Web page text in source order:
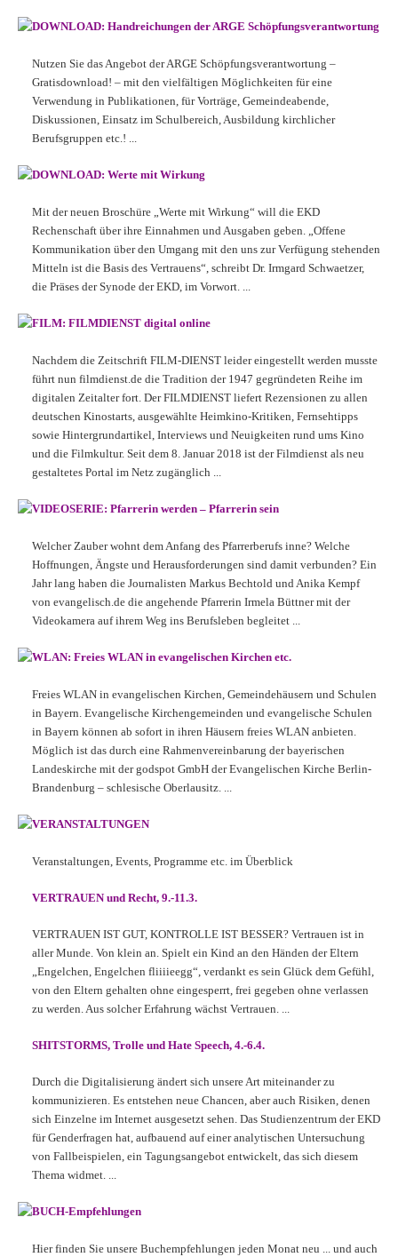
DOWNLOAD: Handreichungen der ARGE Schöpfungsverantwortung
Nutzen Sie das Angebot der ARGE Schöpfungsverantwortung –
Gratisdownload! – mit den vielfältigen Möglichkeiten für eine
Verwendung in Publikationen, für Vorträge, Gemeindeabende,
Diskussionen, Einsatz im Schulbereich, Ausbildung kirchlicher
Berufsgruppen etc.! ...
DOWNLOAD: Werte mit Wirkung
Mit der neuen Broschüre „Werte mit Wirkung“ will die EKD
Rechenschaft über ihre Einnahmen und Ausgaben geben. „Offene
Kommunikation über den Umgang mit den uns zur Verfügung stehenden
Mitteln ist die Basis des Vertrauens“, schreibt Dr. Irmgard Schwaetzer,
die Präses der Synode der EKD, im Vorwort. ...
FILM: FILMDIENST digital online
Nachdem die Zeitschrift FILM-DIENST leider eingestellt werden musste
führt nun filmdienst.de die Tradition der 1947 gegründeten Reihe im
digitalen Zeitalter fort. Der FILMDIENST liefert Rezensionen zu allen
deutschen Kinostarts, ausgewählte Heimkino-Kritiken, Fernsehtipps
sowie Hintergrundartikel, Interviews und Neuigkeiten rund ums Kino
und die Filmkultur. Seit dem 8. Januar 2018 ist der Filmdienst als neu
gestaltetes Portal im Netz zugänglich ...
VIDEOSERIE: Pfarrerin werden – Pfarrerin sein
Welcher Zauber wohnt dem Anfang des Pfarrerberufs inne? Welche
Hoffnungen, Ängste und Herausforderungen sind damit verbunden? Ein
Jahr lang haben die Journalisten Markus Bechtold und Anika Kempf
von evangelisch.de die angehende Pfarrerin Irmela Büttner mit der
Videokamera auf ihrem Weg ins Berufsleben begleitet ...
WLAN: Freies WLAN in evangelischen Kirchen etc.
Freies WLAN in evangelischen Kirchen, Gemeindehäusern und Schulen
in Bayern. Evangelische Kirchengemeinden und evangelische Schulen
in Bayern können ab sofort in ihren Häusern freies WLAN anbieten.
Möglich ist das durch eine Rahmenvereinbarung der bayerischen
Landeskirche mit der godspot GmbH der Evangelischen Kirche Berlin-
Brandenburg – schlesische Oberlausitz. ...
VERANSTALTUNGEN
Veranstaltungen, Events, Programme etc. im Überblick
VERTRAUEN und Recht, 9.-11.3.
VERTRAUEN IST GUT, KONTROLLE IST BESSER? Vertrauen ist in
aller Munde. Von klein an. Spielt ein Kind an den Händen der Eltern
„Engelchen, Engelchen fliiiieegg“, verdankt es sein Glück dem Gefühl,
von den Eltern gehalten ohne eingesperrt, frei gegeben ohne verlassen
zu werden. Aus solcher Erfahrung wächst Vertrauen. ...
SHITSTORMS, Trolle und Hate Speech, 4.-6.4.
Durch die Digitalisierung ändert sich unsere Art miteinander zu
kommunizieren. Es entstehen neue Chancen, aber auch Risiken, denen
sich Einzelne im Internet ausgesetzt sehen. Das Studienzentrum der EKD
für Genderfragen hat, aufbauend auf einer analytischen Untersuchung
von Fallbeispielen, ein Tagungsangebot entwickelt, das sich diesem
Thema widmet. ...
BUCH-Empfehlungen
Hier finden Sie unsere Buchempfehlungen jeden Monat neu ... und auch